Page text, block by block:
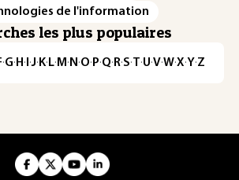
de l'information
les plus populaires
·G· H · ·J· K· L· M · N ·O· P·Q· R·S·T·U·V·W·X·Y·Z